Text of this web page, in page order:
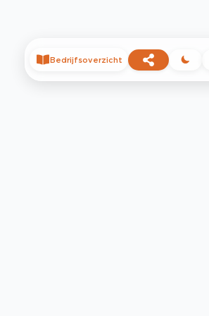
Bedrijfsoverzicht